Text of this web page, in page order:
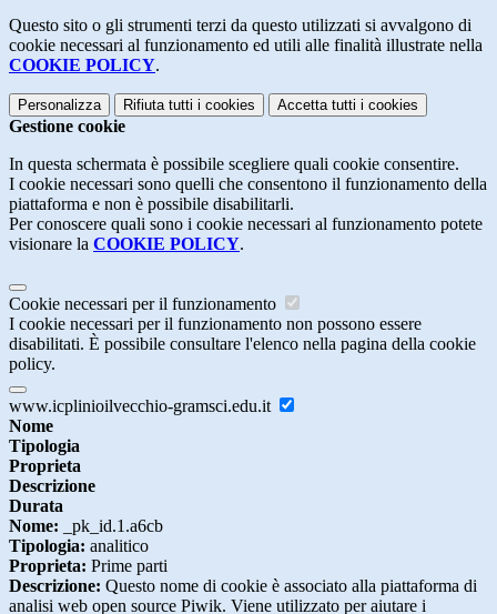
Questo sito o gli strumenti terzi da questo utilizzati si avvalgono di
cookie necessari al funzionamento ed utili alle finalità illustrate nella
COOKIE POLICY.
Personalizza Rifiuta tutti i cookies Accetta tutti i cookies
Gestione cookie
In questa schermata è possibile scegliere quali cookie consentire.
I cookie necessari sono quelli che consentono il funzionamento della
piattaforma e non è possibile disabilitarli.
Per conoscere quali sono i cookie necessari al funzionamento potete
visionare la COOKIE POLICY.
Cookie necessari per il funzionamento
I cookie necessari per il funzionamento non possono essere
disabilitati. È possibile consultare l'elenco nella pagina della cookie
policy.
www.icplinioilvecchio-gramsci.edu.it
Nome
Tipologia
Proprieta
Descrizione
Durata
Nome: _pk_id.1.a6cb
Tipologia: analitico
Proprieta: Prime parti
Descrizione: Questo nome di cookie è associato alla piattaforma di
analisi web open source Piwik. Viene utilizzato per aiutare i